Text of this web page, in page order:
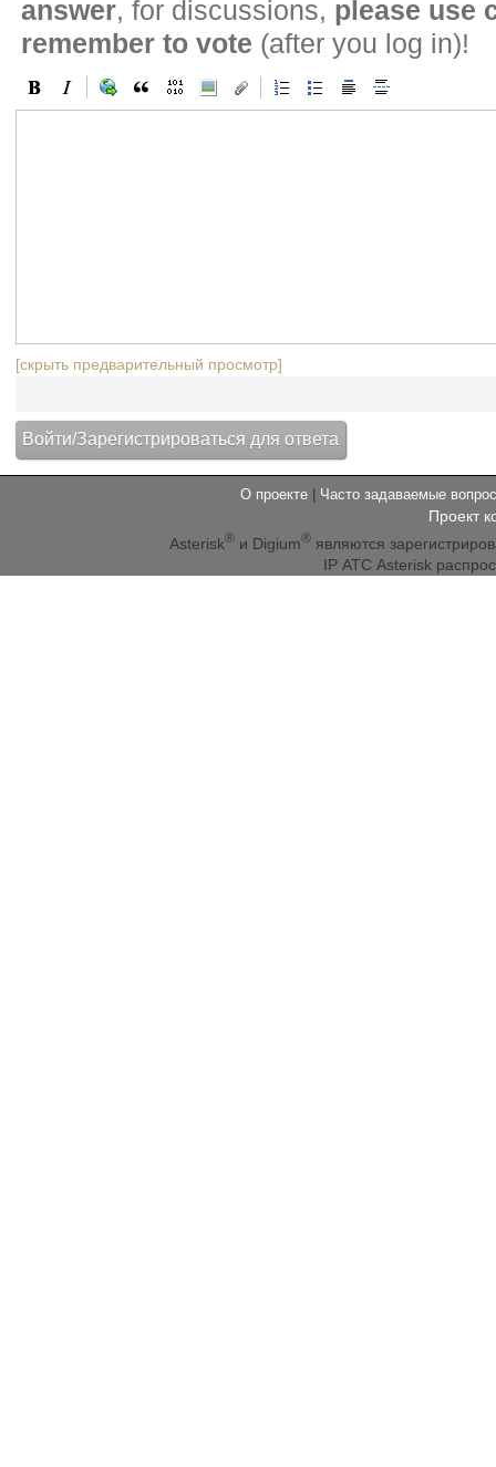
answer, for discussions, please use
remember to vote (after you log in)!
[скрыть предварительный просмотр]
О проекте Часто задаваемые
Проект
Asterisk® и Digium® являются
IP АТС Asterisk